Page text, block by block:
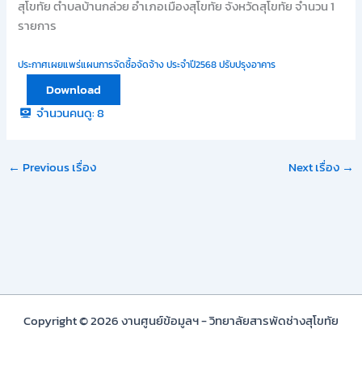
สุโขทัย ตำบลบ้านกล่วย อำเภอเมืองสุโขทัย จังหวัดสุโขทัย จำนวน 1
รายการ
ประกาศเผยแพร่แผนการจัดซื้อจัดจ้าง ประจำปี2568 ปรับปรุงอาคาร
Download
จำนวนคนดู: 8
← Previous เรื่อง Next เรื่อง →
Copyright © 2026 งานศูนย์ข้อมูลฯ - วิทยาลัยสารพัดช่างสุโขทัย